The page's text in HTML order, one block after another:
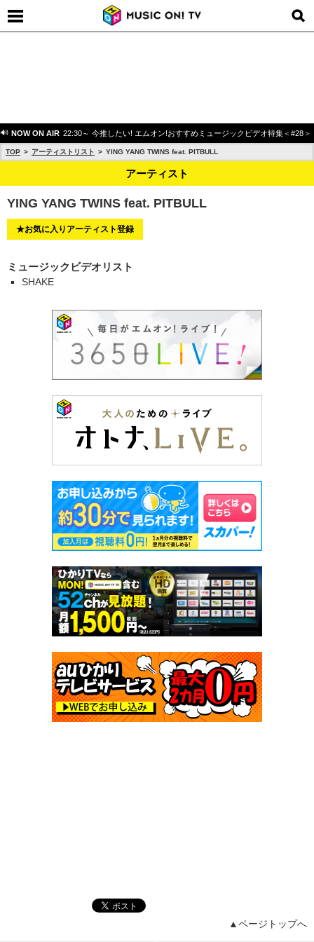
NOW ON AIR 22:30～ 今推したい! エムオン!おすすめミュージックビデオ特集＜#28＞
TOP アーティストリスト YING YANG TWINS feat. PITBULL
アーティスト
YING YANG TWINS feat. PITBULL
★お気に入りアーティスト登録
ミュージックビデオリスト
SHAKE
▲ページトップへ